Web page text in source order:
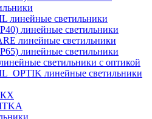
линейные светильники
линейные светильники
линейные светильники
линейные светильники
светильники с оптикой
линейные светильники